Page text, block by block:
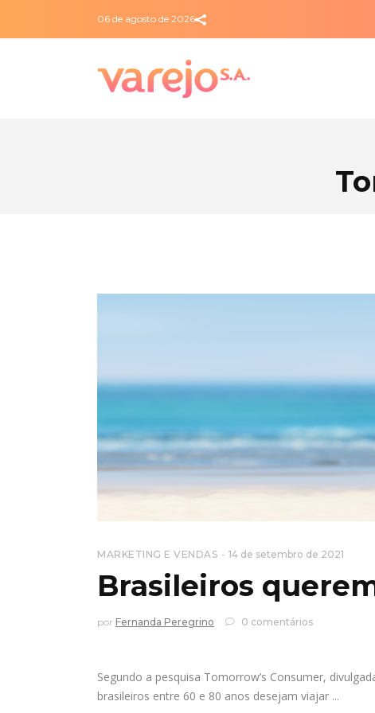
06 de agosto de 2026
MARKETING E VENDAS 14 de setembro de 2021
Brasileiros
por Fernanda Peregrino 0 comentários
Segundo a pesquisa Tomorrow’s Consumer,
brasileiros entre 60 e 80 anos desejam viajar